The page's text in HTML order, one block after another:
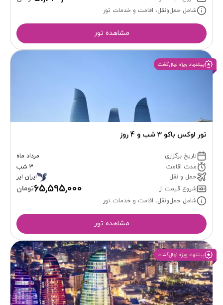
شامل حمل‌ونقل، اقامت و خدمات تور
مشاهده تور
تور لوکس باکو 3 شب و 4 روز
پیشنهاد ویژه نهال‌گشت
تاریخ برگزاری
مرداد ماه
مدت اقامت
3 شب
حمل و نقل
ایران ایر
شروع قیمت از
65,595,000تومان
شامل حمل‌ونقل، اقامت و خدمات تور
مشاهده تور
پیشنهاد ویژه نهال‌گشت